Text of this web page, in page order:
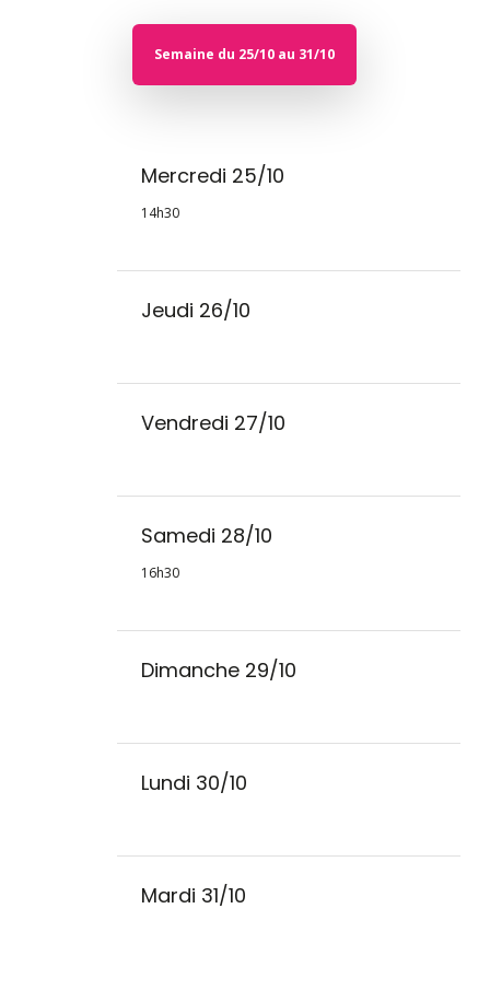
Semaine du 25/10 au 31/10
Mercredi 25/10
14h30
Jeudi 26/10
Vendredi 27/10
Samedi 28/10
16h30
Dimanche 29/10
Lundi 30/10
Mardi 31/10